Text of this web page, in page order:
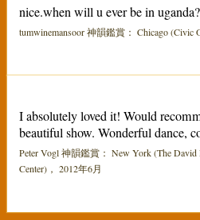
nice.when will u ever be in
tumwinemansoor 神韻鑑賞： Chicago (Civic
I absolutely loved it! Would
beautiful show. Wonderful dance,
Peter Vogl 神韻鑑賞： New York (The David
Center)， 2012年6月